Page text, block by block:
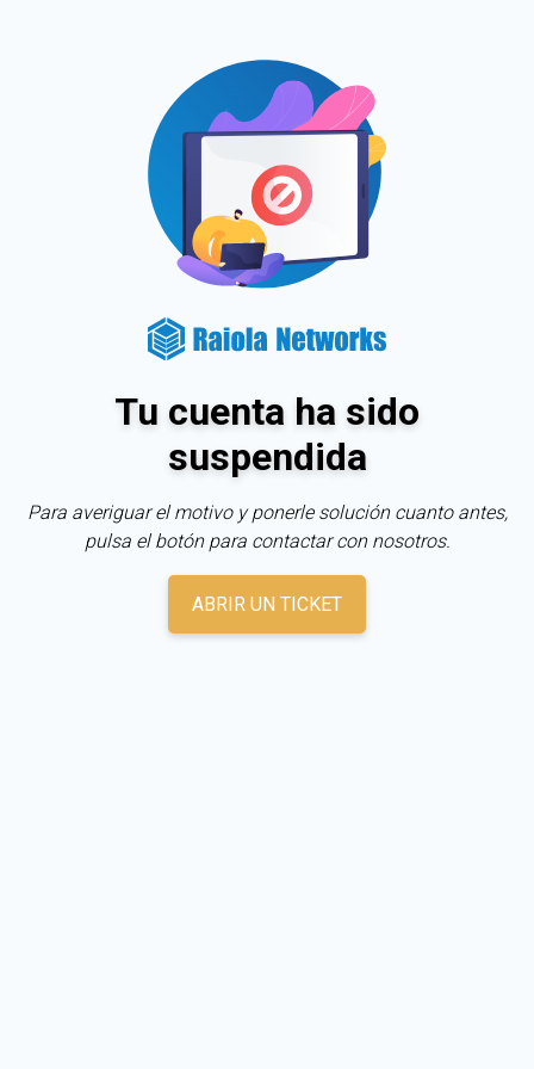
Tu cuenta ha sido
suspendida
Para averiguar el motivo y ponerle solución cuanto antes,
pulsa el botón para contactar con nosotros.
ABRIR UN TICKET